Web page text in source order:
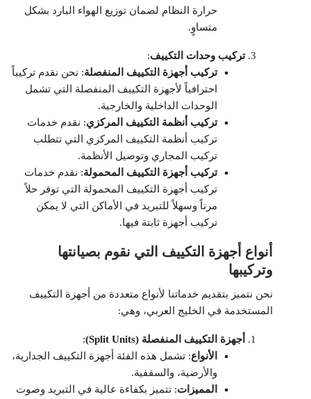
حرارة النظام لضمان توزيع الهواء البارد بشكل
متساوٍ.
تركيب وحدات التكييف:
تركيب أجهزة التكييف المنفصلة: نحن نقدم تركيباً
احترافياً لأجهزة التكييف المنفصلة التي تشمل
الوحدات الداخلية والخارجية.
تركيب أنظمة التكييف المركزي: نقدم خدمات
تركيب أنظمة التكييف المركزي التي تتطلب
تركيب المجاري وتوصيل الأنظمة.
تركيب أجهزة التكييف المحمولة: نقدم خدمات
تركيب أجهزة التكييف المحمولة التي توفر حلاً
مرناً وسهلاً للتبريد في الأماكن التي لا يمكن
تركيب أجهزة ثابتة فيها.
أنواع أجهزة التكييف التي نقوم بصيانتها
وتركيبها
نحن نتميز بتقديم خدماتنا لأنواع متعددة من أجهزة التكييف
المستخدمة في الخليج العربي، وهي:
أجهزة التكييف المنفصلة (Split Units)
:
الأنواع: تشمل هذه الفئة أجهزة التكييف الجدارية،
والأرضية، والسقفية.
المميزات: تتميز بكفاءة عالية في التبريد وصوت